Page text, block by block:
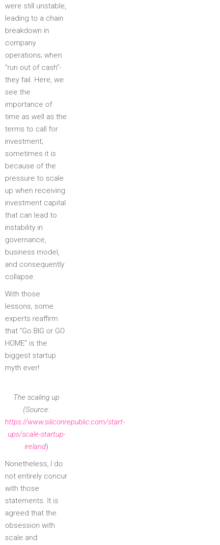
were still unstable,
leading to a chain
breakdown in
company
operations; when
“run out of cash”-
they fail. Here, we
see the
importance of
time as well as the
terms to call for
investment;
sometimes it is
because of the
pressure to scale
up when receiving
investment capital
that can lead to
instability in
governance,
business model,
and consequently
collapse.
With those
lessons, some
experts reaffirm
that “Go BIG or GO
HOME” is the
biggest startup
myth ever!
The scaling up
(Source:
https://www.siliconrepublic.com/start-
ups/scale-startup-
ireland)
Nonetheless, I do
not entirely concur
with those
statements. It is
agreed that the
obsession with
scale and